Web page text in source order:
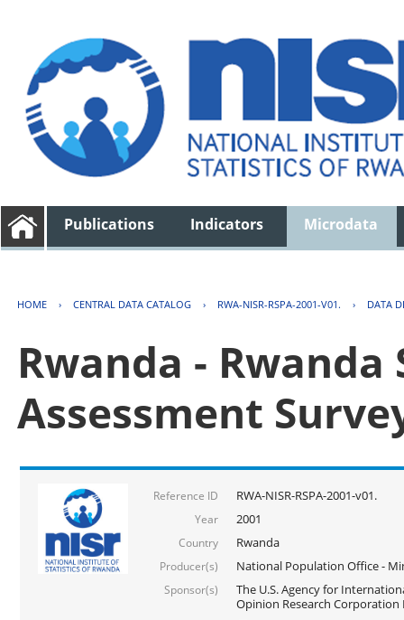
Publications Indicators Microdata
HOME › CENTRAL DATA CATALOG › RWA-NISR-RSPA-2001-V01. › DATA
Rwanda -
Assessment
Reference ID RWA-NISR-RSPA-2001-v01.
Year 2001
Country Rwanda
Producer(s) National Population Office -
Sponsor(s)
The U.S. Agency for
Opinion Research Corporation